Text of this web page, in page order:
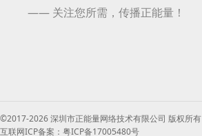
—— 关注您所需，传播正能量！
©2017-2026 深圳市正能量网络技术有限公司 版权所有
互联网ICP备案：粤ICP备17005480号